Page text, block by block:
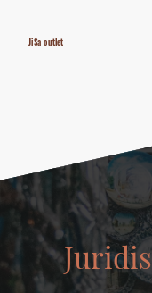
JiSa outlet